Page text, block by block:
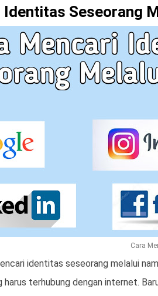
Identitas Seseorang
Cara
identitas seseorang melalui
harus terhubung dengan internet.